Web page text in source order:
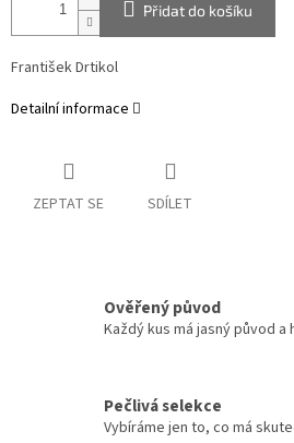
Přidat do košíku
František Drtikol
Detailní informace
ZEPTAT SE SDÍLET
Ověřený původ
Každý kus má jasný původ a
Pečlivá selekce
Vybíráme jen to, co má